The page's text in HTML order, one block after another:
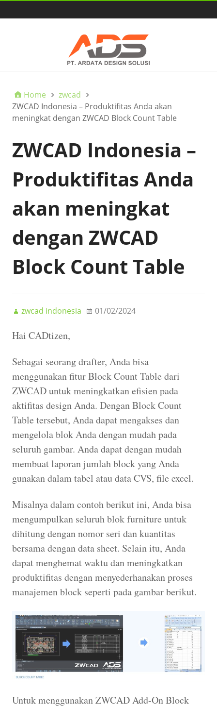
Home
zwcad
ZWCAD Indonesia – Produktifitas Anda akan
meningkat dengan ZWCAD Block Count Table
ZWCAD Indonesia –
Produktifitas Anda
akan meningkat
dengan ZWCAD
Block Count Table
zwcad indonesia 01/02/2024
Hai CADtizen,
Sebagai seorang drafter, Anda bisa
menggunakan fitur Block Count Table dari
ZWCAD untuk meningkatkan efisien pada
aktifitas design Anda. Dengan Block Count
Table tersebut, Anda dapat mengakses dan
mengelola blok Anda dengan mudah pada
seluruh gambar. Anda dapat dengan mudah
membuat laporan jumlah block yang Anda
gunakan dalam tabel atau data CVS, file excel.
Misalnya dalam contoh berikut ini, Anda bisa
mengumpulkan seluruh blok furniture untuk
dihitung dengan nomor seri dan kuantitas
bersama dengan data sheet. Selain itu, Anda
dapat menghemat waktu dan meningkatkan
produktifitas dengan menyederhanakan proses
manajemen block seperti pada gambar berikut.
Untuk menggunakan ZWCAD Add-On Block